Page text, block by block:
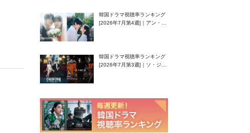
韓国ドラマ視聴率ランキング
[2026年7月第4週]｜アン・ヒ
韓国ドラマ視聴率ランキング
[2026年7月第3週]｜ソ・ジソ